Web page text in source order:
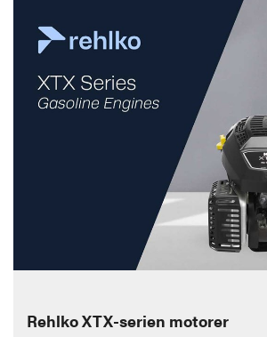
Rehlko XTX-serien motorer